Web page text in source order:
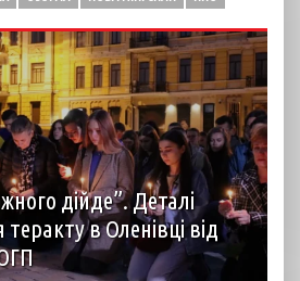
дійде”. Деталі
в Оленівці від